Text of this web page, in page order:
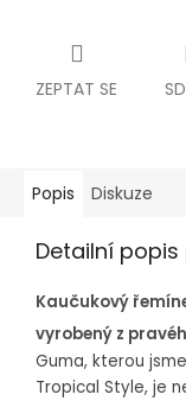
ZEPTAT SE
Popis Diskuze
Detailní
Kaučukový
vyrobený z
Guma, kterou
Tropical Style, je